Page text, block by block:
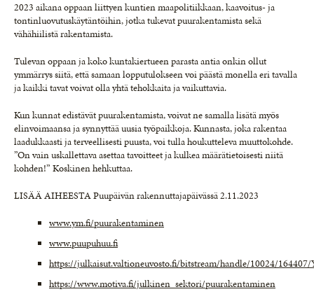
2023 aikana oppaan liittyen kuntien maapolitiikkaan, kaavoitus- ja
tontinluovutuskäytäntöihin, jotka tukevat puurakentamista sekä
vähähiilistä rakentamista.
Tulevan oppaan ja koko kuntakiertueen parasta antia onkin ollut
ymmärrys siitä, että samaan lopputulokseen voi päästä monella eri tavalla
ja kaikki tavat voivat olla yhtä tehokkaita ja vaikuttavia.
Kun kunnat edistävät puurakentamista, voivat ne samalla lisätä myös
elinvoimaansa ja synnyttää uusia työpaikkoja. Kunnasta, joka rakentaa
laadukkaasti ja terveellisesti puusta, voi tulla houkutteleva muuttokohde.
”On vain uskallettava asettaa tavoitteet ja kulkea määrätietoisesti niitä
kohden!” Koskinen hehkuttaa.
LISÄÄ AIHEESTA Puupäivän rakennuttajapäivässä 2.11.2023
www.ym.fi/puurakentaminen
www.puupuhuu.fi
https://julkaisut.valtioneuvosto.fi/bitstream/handle/10024/
https://www.motiva.fi/julkinen_sektori/puurakentaminen